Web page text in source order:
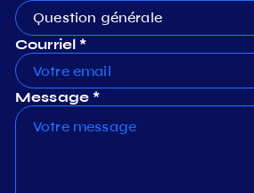
Question générale
Courriel *
Message *